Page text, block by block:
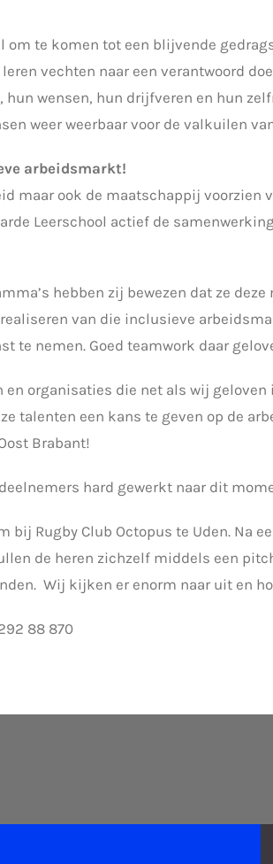
om te komen tot een blijvende
vechten naar een verantwoord
hun wensen, hun drijfveren en hun
weer weerbaar voor de valkuilen
arbeidsmarkt!
maar ook de maatschappij
Leerschool actief de
hebben zij bewezen dat ze
van die inclusieve
te nemen. Goed teamwork daar
en organisaties die net als wij
talenten een kans te geven op de
Brabant!
hard gewerkt naar dit
bij Rugby Club Octopus te Uden.
de heren zichzelf middels een
Wij kijken er enorm naar uit en
88 870